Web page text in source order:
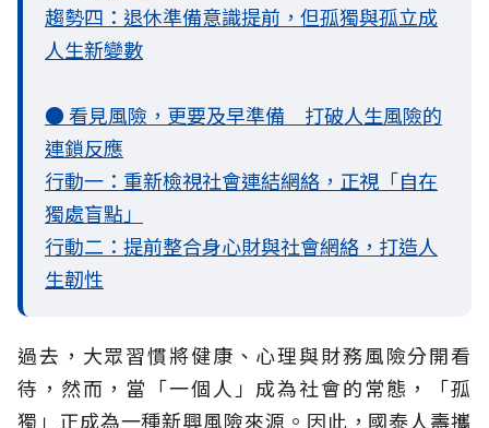
趨勢四：退休準備意識提前，但孤獨與孤立成
人生新變數
● 看見風險，更要及早準備 打破人生風險的
連鎖反應
行動一：重新檢視社會連結網絡，正視「自在
獨處盲點」
行動二：提前整合身心財與社會網絡，打造人
生韌性
過去，大眾習慣將健康、心理與財務風險分開看
待，然而，當「一個人」成為社會的常態，「孤
獨」正成為一種新興風險來源。因此，國泰人壽攜